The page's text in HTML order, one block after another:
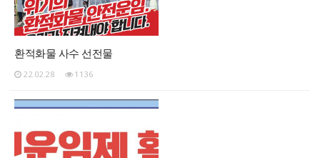
환적화물 사수 선전물
22.02.28 1136